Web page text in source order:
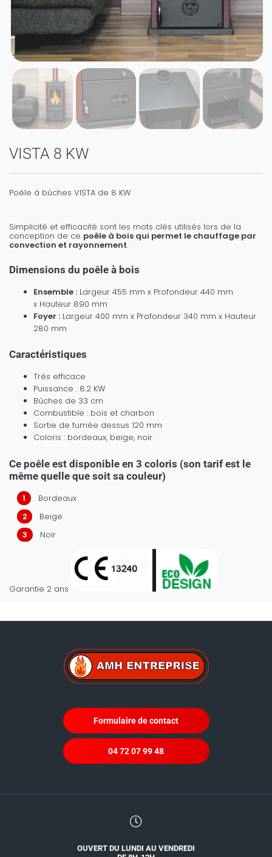
VISTA 8 KW
Poêle à bûches VISTA de 8 KW
Simplicité et efficacité sont les mots clés utilisés lors de la
conception de ce poêle à bois qui permet le chauffage par
convection et rayonnement.
Dimensions du poêle à bois
Ensemble : Largeur 455 mm x Profondeur 440 mm
x Hauteur 890 mm
Foyer : Largeur 400 mm x Profondeur 340 mm x Hauteur
280 mm
Caractéristiques
Très efficace
Puissance : 8.2 KW
Bûches de 33 cm
Combustible : bois et charbon
Sortie de fumée dessus 120 mm
Coloris : bordeaux, beige, noir
Ce poêle est disponible en 3 coloris (son tarif est le
même quelle que soit sa couleur)
Bordeaux
Beige
Noir
Garantie 2 ans
Formulaire de contact
04 72 07 99 48
OUVERT DU LUNDI AU VENDREDI